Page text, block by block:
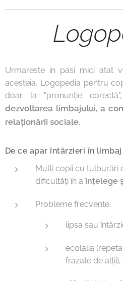
Urmareste in pasi mici atat
acesteia. Logopedia pentru
doar la "pronunție
dezvoltarea limbajului, a
relaționării sociale.
De ce apar întârzieri în
Mulți copii cu tulburări
dificultăți în a înțelege
Probleme frecvente:
lipsa sau
ecolalia
frazate de alții),